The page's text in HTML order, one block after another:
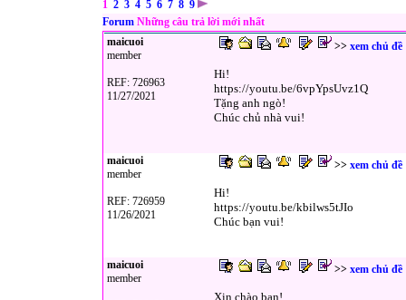
1 2 3 4 5 6 7 8 9
Forum Những câu trả lời mới nhất
maicuoi
member
REF: 726963
11/27/2021
>> xem chủ đề
Hi!
https://youtu.be/6vpYpsUvz1Q
Tặng anh ngò!
Chúc chủ nhà vui!
maicuoi
member
REF: 726959
11/26/2021
>> xem chủ đề
Hi!
https://youtu.be/kbilws5tJIo
Chúc bạn vui!
maicuoi
member
>> xem chủ đề
Xin chào bạn!